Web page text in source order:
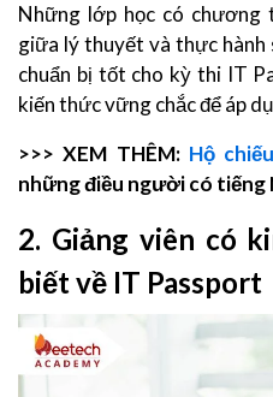
Những lớp học có chương
giữa lý thuyết và thực hành
chuẩn bị tốt cho kỳ thi IT
kiến thức vững chắc để áp
>>> XEM THÊM: Hộ
những điều người có tiếng
2. Giảng viên có
biết về IT Passport